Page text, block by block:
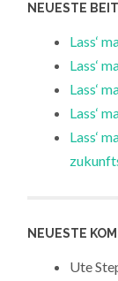
NEUESTE
Lass‘
Lass‘
Lass‘
Lass‘
Lass‘
NEUESTE
Ute